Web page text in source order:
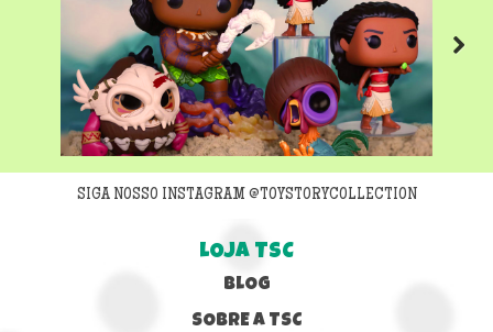
Next
SIGA NOSSO INSTAGRAM @TOYSTORYCOLLECTION
LOJA TSC
BLOG
SOBRE A TSC